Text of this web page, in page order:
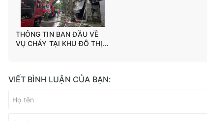
THÔNG TIN BAN ĐẦU VỀ
VỤ CHÁY TẠI KHU ĐÔ THỊ
VIẾT BÌNH LUẬN CỦA BẠN: